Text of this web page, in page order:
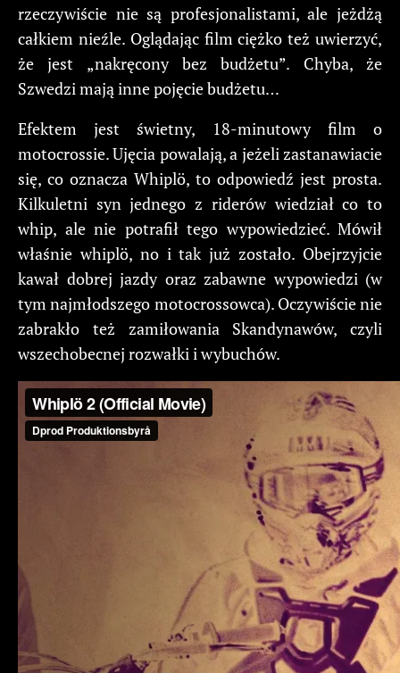
rzeczywiście nie są profesjonalistami, ale jeżdżą
całkiem nieźle. Oglądając film ciężko też uwierzyć,
że jest „nakręcony bez budżetu”. Chyba, że
Szwedzi mają inne pojęcie budżetu…
Efektem jest świetny, 18-minutowy film o
motocrossie. Ujęcia powalają, a jeżeli zastanawiacie
się, co oznacza Whiplö, to odpowiedź jest prosta.
Kilkuletni syn jednego z riderów wiedział co to
whip, ale nie potrafił tego wypowiedzieć. Mówił
właśnie whiplö, no i tak już zostało. Obejrzyjcie
kawał dobrej jazdy oraz zabawne wypowiedzi (w
tym najmłodszego motocrossowca). Oczywiście nie
zabrakło też zamiłowania Skandynawów, czyli
wszechobecnej rozwałki i wybuchów.